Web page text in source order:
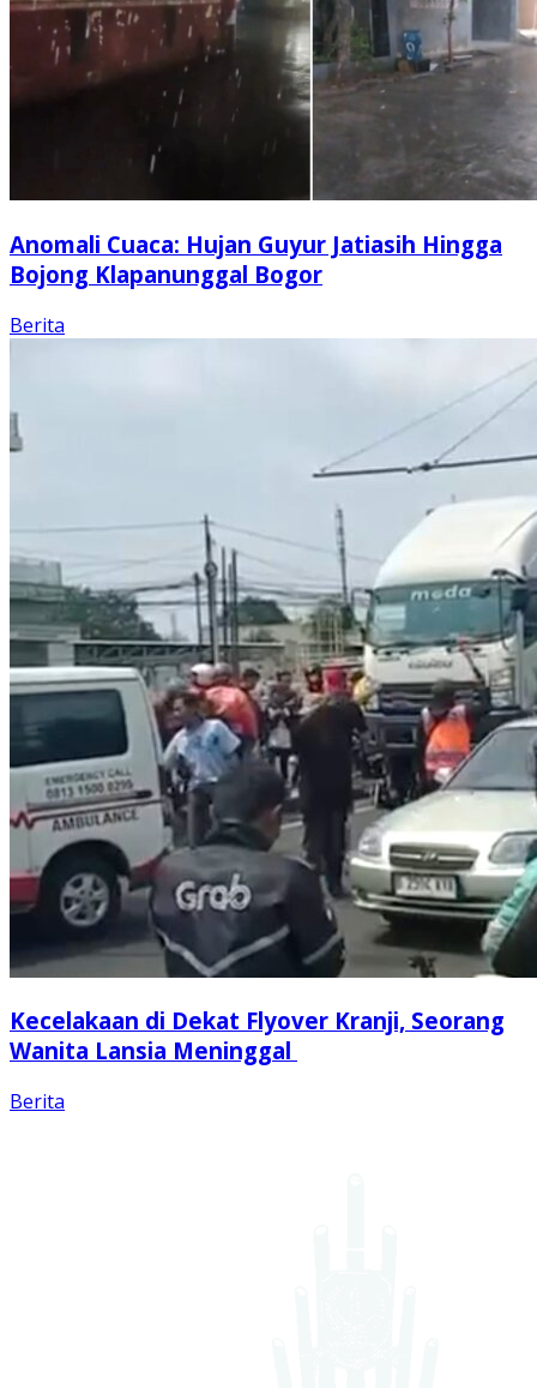
Anomali Cuaca: Hujan Guyur Jatiasih Hingga
Bojong Klapanunggal Bogor
Berita
Kecelakaan di Dekat Flyover Kranji, Seorang
Wanita Lansia Meninggal
Berita